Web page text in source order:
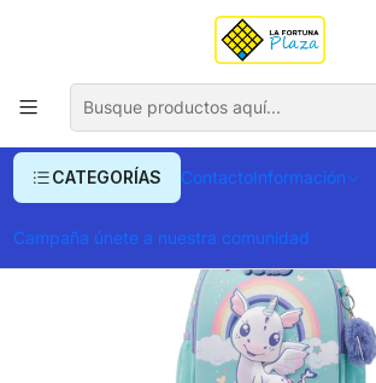
CATEGORÍAS ContactoInformación
Campaña únete a nuestra comunidad
Envío gratis para compras superiores a
Morrales y Portafolios Morrales Morral